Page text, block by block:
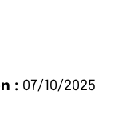
: 07/10/2025